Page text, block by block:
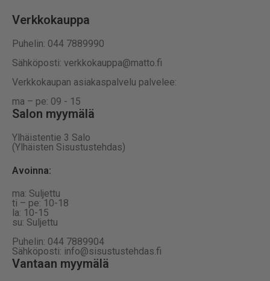
Verkkokauppa
Puhelin: 044 7889990
Sähköposti: verkkokauppa@matto.fi
Verkkokaupan asiakaspalvelu palvelee:
ma – pe: 09 - 15
Salon myymälä
Ylhäistentie 3 Salo
(Ylhäisten Sisustustehdas)
Avoinna:
ma: Suljettu
ti – pe: 10-18
la: 10-15
su: Suljettu
Puhelin: 044 7889904
Sähköposti: info@sisustustehdas.fi
Vantaan myymälä